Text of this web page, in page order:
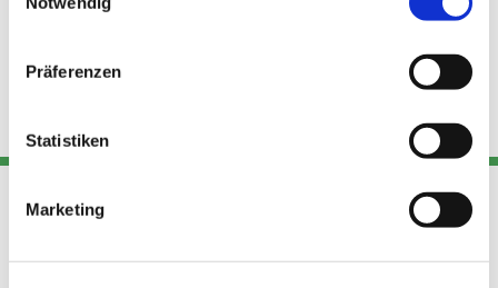
Präferenzen
Statistiken
Marketing
Adresse
Kont
Links